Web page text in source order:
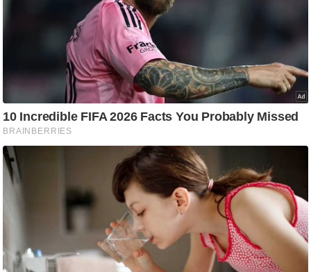
ले
न
शि
प
रा
ज
वि
श्ले